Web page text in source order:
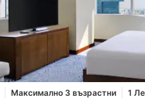
Максимално 3 възрастни
1